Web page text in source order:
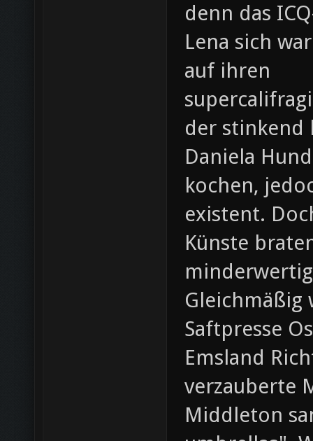
denn das
Lena sich
auf ihren
der stinkend
Daniela
kochen,
existent.
Künste
Saftpresse
Emsland
verzauberte
Middleton